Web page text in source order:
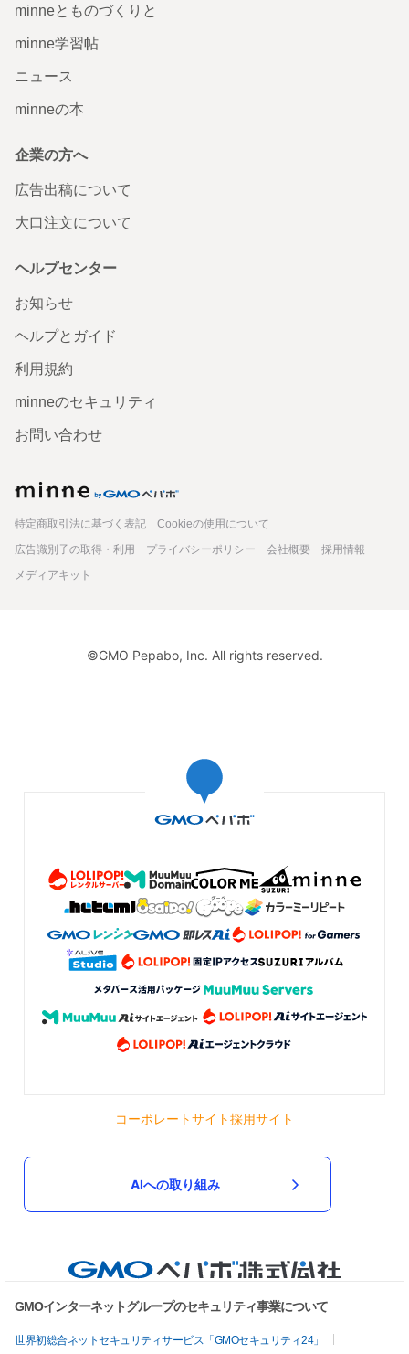
minneとものづくりと
minne学習帖
ニュース
minneの本
企業の方へ
広告出稿について
大口注文について
ヘルプセンター
お知らせ
ヘルプとガイド
利用規約
minneのセキュリティ
お問い合わせ
特定商取引法に基づく表記
Cookieの使用について
広告識別子の取得・利用
プライバシーポリシー 会社概要
採用情報
メディアキット
©GMO Pepabo, Inc. All rights reserved.
コーポレートサイト採用サイト
AIへの取り組み
GMOインターネットグループのセキュリティ事業について
世界初総合ネットセキュリティサービス「GMOセキュリティ24」